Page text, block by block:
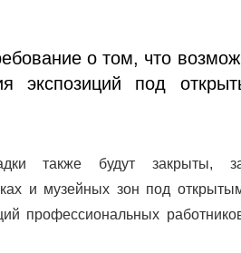
о том, что
экспозиций под
также будут закрыты,
и музейных зон под
профессиональных